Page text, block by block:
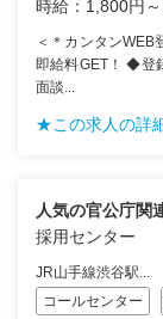
時給：1,800円
＜＊カンタンWEB
即給料GET！ ◆登
面談...
★この求人の詳
人気の官公庁関
採用センター
JR山手線渋谷駅...
コールセンター